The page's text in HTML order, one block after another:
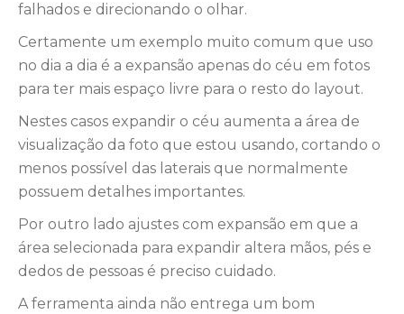
falhados e direcionando o olhar.
Certamente um exemplo muito comum que uso
no dia a dia é a expansão apenas do céu em fotos
para ter mais espaço livre para o resto do layout.
Nestes casos expandir o céu aumenta a área de
visualização da foto que estou usando, cortando o
menos possível das laterais que normalmente
possuem detalhes importantes.
Por outro lado ajustes com expansão em que a
área selecionada para expandir altera mãos, pés e
dedos de pessoas é preciso cuidado.
A ferramenta ainda não entrega um bom